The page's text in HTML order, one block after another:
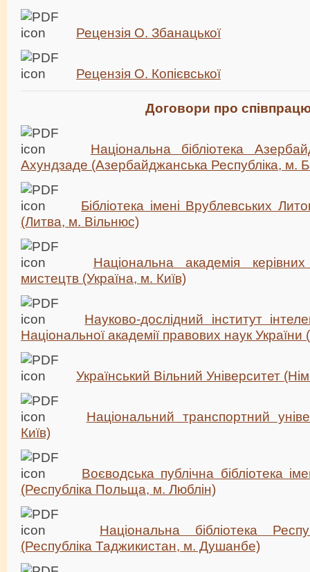
Рецензія О. Збанацької
Рецензія О. Копієвської
Договори про
Національна бібліотека
Ахундзаде (Азербайджанська Республіка, м.
Бібліотека імені Врублевських
(Литва, м. Вільнюс)
Національна академія
мистецтв (Україна, м. Київ)
Науково-дослідний інститут
Національної академії правових наук України
Український Вільний Університет
Національний транспортний
Київ)
Воєводська публічна бібліотека
(Республіка Польща, м. Люблін)
Національна бібліотека
(Республіка Таджикистан, м. Душанбе)